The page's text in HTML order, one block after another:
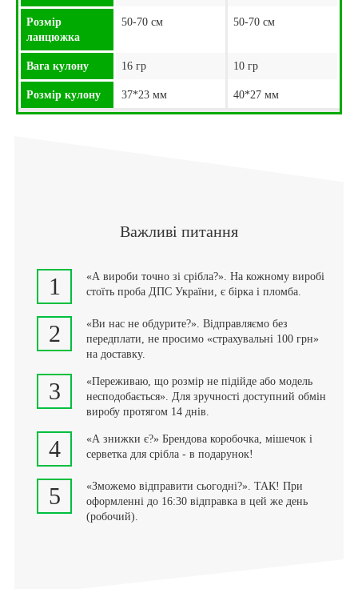
Розмір
ланцюжка
50-70 см 50-70 см
Вага кулону 16 гр 10 гр
Розмір кулону 37*23 мм 40*27 мм
Важливі питання
1
«А вироби точно зі срібла?». На кожному виробі
стоїть проба ДПС України, є бірка і пломба.
2
«Ви нас не обдурите?». Відправляємо без
передплати, не просимо «страхувальні 100 грн»
на доставку.
3
«Переживаю, що розмір не підійде або модель
несподобається». Для зручності доступний обмін
виробу протягом 14 днів.
4
«А знижки є?» Брендова коробочка, мішечок і
серветка для срібла - в подарунок!
5
«Зможемо відправити сьогодні?». ТАК! При
оформленні до 16:30 відправка в цей же день
(робочий).